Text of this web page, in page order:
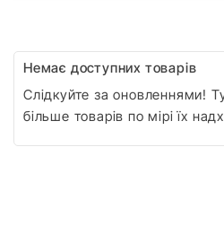
Немає доступних товарів
Слідкуйте за оновленнями!
більше товарів по мірі їх